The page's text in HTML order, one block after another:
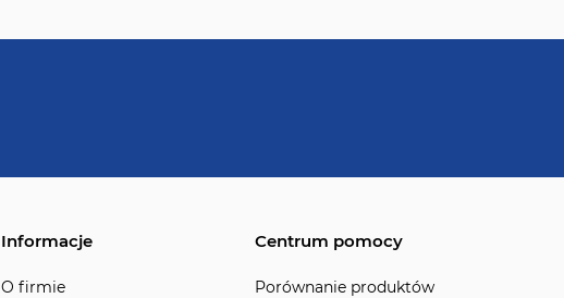
Informacje
O firmie
Centrum pomocy
Porównanie produktów